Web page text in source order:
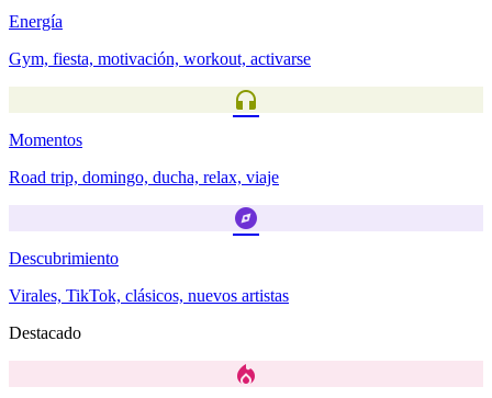
Energía
Gym, fiesta, motivación, workout, activarse
headphones
Momentos
Road trip, domingo, ducha, relax, viaje
explore
Descubrimiento
Virales, TikTok, clásicos, nuevos artistas
Destacado
local_fire_department